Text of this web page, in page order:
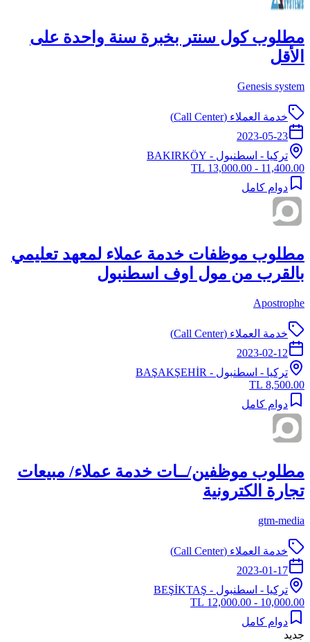
مطلوب كول سنتر بخبرة سنة واحدة على
الأقل
Genesis system
خدمة العملاء (Call Center)
2023-05-23
تركيا - اسطنبول - BAKIRKÖY
11,400.00 - 13,000.00 TL
دوام كامل
مطلوب موظفات خدمة عملاء لمعهد تعليمي
بالقرب من مول اوف اسطنبول
Apostrophe
خدمة العملاء (Call Center)
2023-02-12
تركيا - اسطنبول - BAŞAKŞEHİR
8,500.00 TL
دوام كامل
مطلوب موظفين/ــات خدمة عملاء/ مبيعات
تجارة الكترونية
gtm-media
خدمة العملاء (Call Center)
2023-01-17
تركيا - اسطنبول - BEŞİKTAŞ
10,000.00 - 12,000.00 TL
دوام كامل
جديد